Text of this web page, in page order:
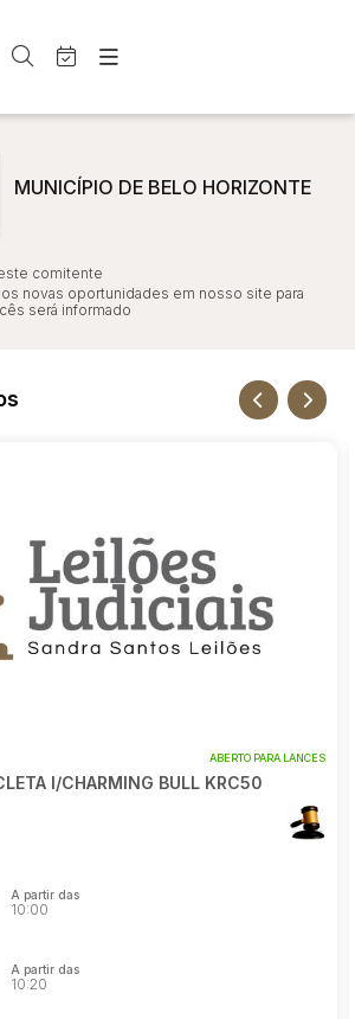
Entrar
Cidade
Pesquisar
MUNICÍPIO DE BELO HORIZONTE
comitente
novas oportunidades em nosso site para
será informado
ABERTO PARA LANCES
I/CHARMING BULL KRC50
A partir das
10:00
A partir das
10:20